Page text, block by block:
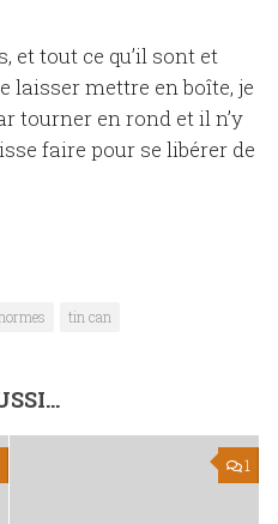
et tout ce qu’il sont et
laisser mettre en boîte, je
tourner en rond et il n’y
faire pour se libérer de
tin can
1